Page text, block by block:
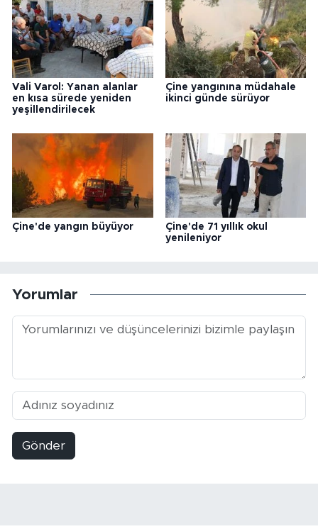
Vali Varol: Yanan alanlar
en kısa sürede yeniden
yeşillendirilecek
Çine yangınına müdahale
ikinci günde sürüyor
Çine'de yangın büyüyor
Çine'de 71 yıllık okul
yenileniyor
Yorumlar
Gönder